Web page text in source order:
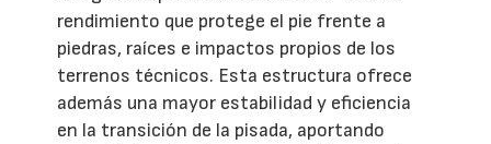
rendimiento que protege el pie frente a
piedras, raíces e impactos propios de los
terrenos técnicos. Esta estructura ofrece
además una mayor estabilidad y eficiencia
en la transición de la pisada, aportando